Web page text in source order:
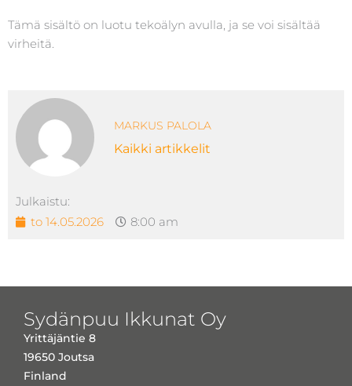
Tämä sisältö on luotu tekoälyn avulla, ja se voi sisältää
virheitä.
MARKUS PALOLA
Kaikki artikkelit
Julkaistu:
to 14.05.2026
8:00 am
Sydänpuu Ikkunat Oy
Yrittäjäntie 8
19650 Joutsa
Finland